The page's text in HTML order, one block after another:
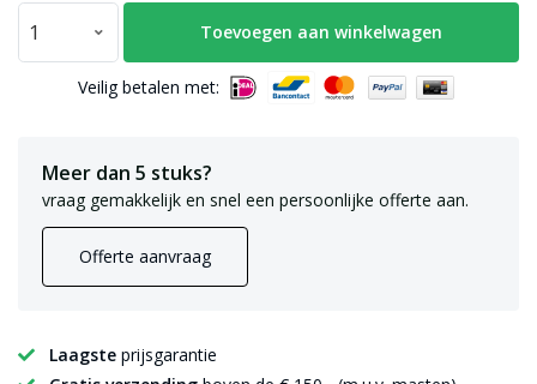
Toevoegen aan winkelwagen
Veilig betalen met:
Meer dan 5 stuks?
vraag gemakkelijk en snel een persoonlijke offerte aan.
Offerte aanvraag
Laagste prijsgarantie